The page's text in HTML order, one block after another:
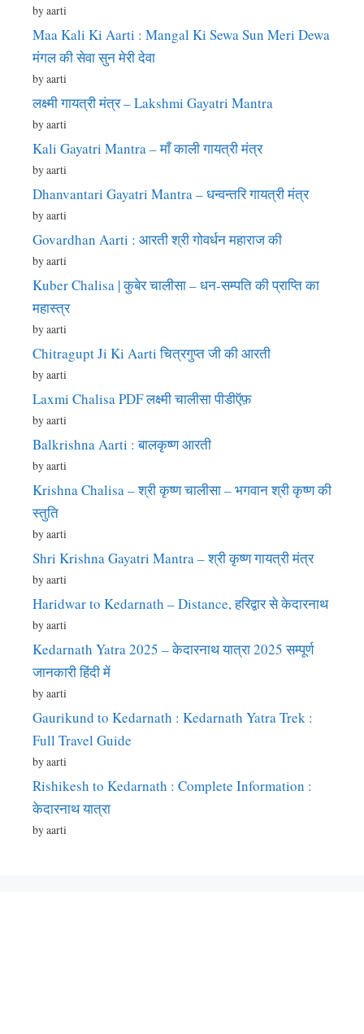
by aarti
Maa Kali Ki Aarti : Mangal Ki Sewa Sun Meri Dewa
मंगल की सेवा सुन मेरी देवा
by aarti
लक्ष्मी गायत्री मंत्र – Lakshmi Gayatri Mantra
by aarti
Kali Gayatri Mantra – माँ काली गायत्री मंत्र
by aarti
Dhanvantari Gayatri Mantra – धन्वन्तरि गायत्री मंत्र
by aarti
Govardhan Aarti : आरती श्री गोवर्धन महाराज की
by aarti
Kuber Chalisa | कुबेर चालीसा – धन-सम्पति की प्राप्ति का
महास्त्र
by aarti
Chitragupt Ji Ki Aarti चित्रगुप्त जी की आरती
by aarti
Laxmi Chalisa PDF लक्ष्मी चालीसा पीडीऍफ़
by aarti
Balkrishna Aarti : बालकृष्ण आरती
by aarti
Krishna Chalisa – श्री कृष्ण चालीसा – भगवान श्री कृष्ण की
स्तुति
by aarti
Shri Krishna Gayatri Mantra – श्री कृष्ण गायत्री मंत्र
by aarti
Haridwar to Kedarnath – Distance, हरिद्वार से केदारनाथ
by aarti
Kedarnath Yatra 2025 – केदारनाथ यात्रा 2025 सम्पूर्ण
जानकारी हिंदी में
by aarti
Gaurikund to Kedarnath : Kedarnath Yatra Trek :
Full Travel Guide
by aarti
Rishikesh to Kedarnath : Complete Information :
केदारनाथ यात्रा
by aarti